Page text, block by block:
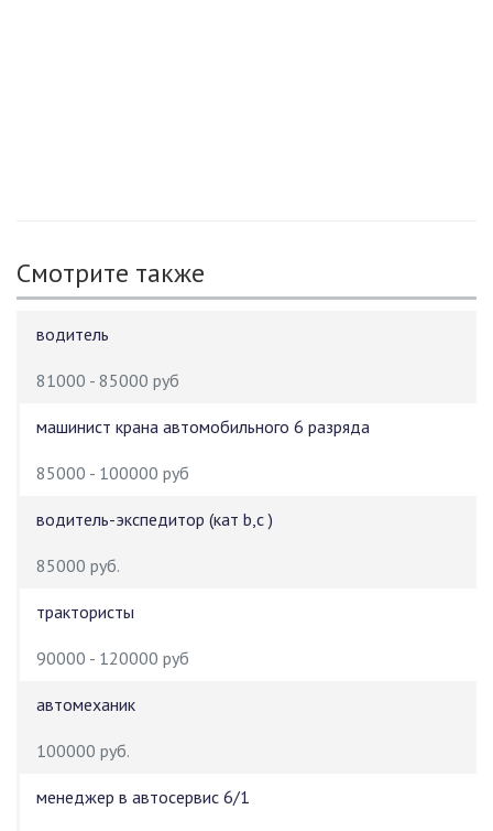
Смотрите также
водитель
81000 - 85000 руб
машинист крана автомобильного 6 разряда
85000 - 100000 руб
водитель-экспедитор (кат b,c )
85000 руб.
трактористы
90000 - 120000 руб
автомеханик
100000 руб.
менеджер в автосервис 6/1